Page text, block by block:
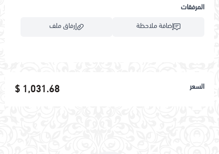
المرفقات
إضافة ملاحظة
إرفاق ملف
السعر 1,031.68 $